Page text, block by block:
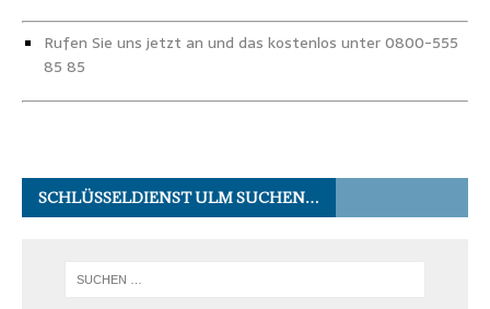
Rufen Sie uns jetzt an und das kostenlos unter 0800-555
85 85
SCHLÜSSELDIENST ULM SUCHEN…